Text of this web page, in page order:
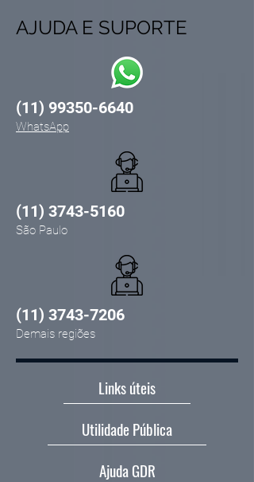
AJUDA E SUPORTE
(11) 99350-6640
WhatsApp
(11) 3743-5160
São Paulo
(11) 3743-7206
Demais regiões
Links úteis
Utilidade Pública
Ajuda GDR